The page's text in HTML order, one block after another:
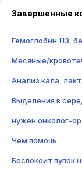
Завершенные
Гемоглобин 113,
Месяные/
Анализ кала,
Выделения в
нужен онколог-
Чем помочь
Беспокоит пупок